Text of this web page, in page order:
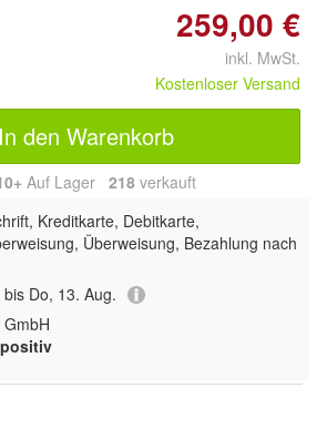
259,00 €
inkl. MwSt.
Kostenloser Versand
In den Warenkorb
Auf Lager 218 verkauft
Kreditkarte, Debitkarte,
Überweisung, Bezahlung nach
Do, 13. Aug.